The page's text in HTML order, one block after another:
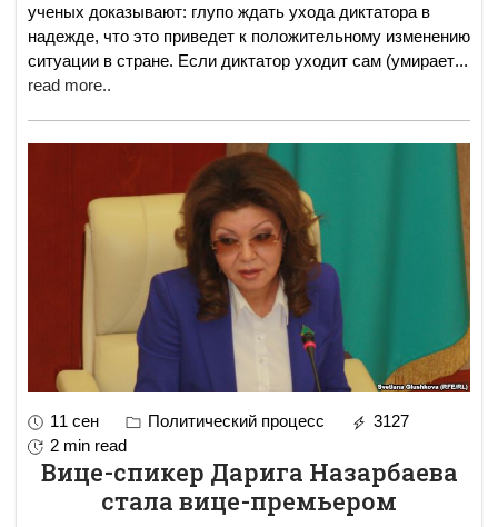
ученых доказывают: глупо ждать ухода диктатора в
надежде, что это приведет к положительному изменению
ситуации в стране. Если диктатор уходит сам (умирает...
read more..
11 сен Политический процесс
3127
2 min read
Вице-спикер Дарига Назарбаева
стала вице-премьером